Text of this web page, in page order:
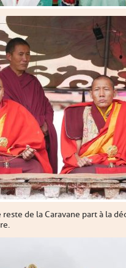
de la Caravane part à la